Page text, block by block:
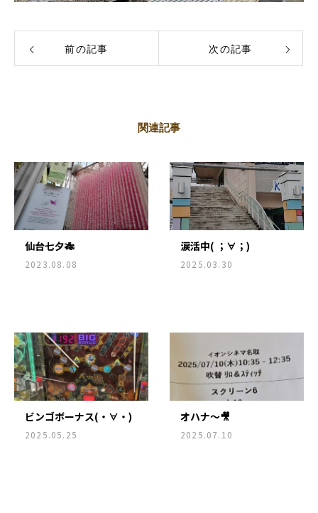
前の記事 次の記事
関連記事
仙台七夕🎋
2023.08.08
涙活中( ；∀；)
2025.03.30
ビンゴボーナス(・∀・)
2025.05.25
オハナ～🎥
2025.07.10